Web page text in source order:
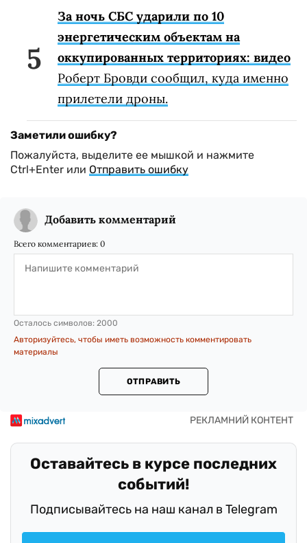
За ночь СБС ударили по 10
энергетическим объектам на
оккупированных территориях: видео
Роберт Бровди сообщил, куда именно
прилетели дроны.
Заметили ошибку?
Пожалуйста, выделите ее мышкой и нажмите
Ctrl+Enter или Отправить ошибку
Добавить комментарий
Всего комментариев: 0
Осталось символов: 2000
Авторизуйтесь, чтобы иметь возможность комментировать
материалы
ОТПРАВИТЬ
Оставайтесь в курсе последних
событий!
Подписывайтесь на наш канал в Telegram